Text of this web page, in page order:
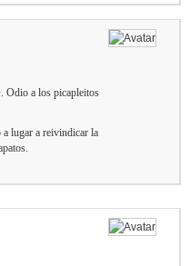
a los picapleitos
a lugar a reivindicar la